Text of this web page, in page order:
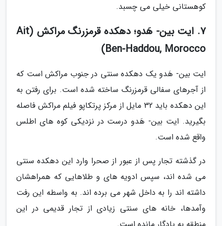
کوهستانی خیلی می چسبد.
7. ایت بین- هَدو؛ دهکده قرمزرنگ مراکش (Ait
Ben-Haddou, Morocco)
ایت بین- هَدو یک دهکده سنتی در جنوب مراکش است که
از آجرهای سفالی قرمزرنگ ساخته شده است. برای رفتن به
این دهکده باید 32 مایل از مرکز پرتکاپو فیلم مراکش فاصله
بگیرید. ایت بین- هَدو درست در نزدیکی کوه های اطلس
واقع شده است.
در گذشته تجار پس از عبور از صحرا وارد این دهکده سنتی
می شده اند، سپس ادویه های و طلاهایی که همراهشان
داشته اند را به داخل شهر می برده اند. به واسطه این رفت
وآمدها، خانه های سنتی زیادی از تجار قدیمی در این